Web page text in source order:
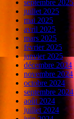
septembre 2025
juillet 2025
mai 2025
avril 2025
mars 2025
février 2025
janvier 2025
décembre 2024
novembre 2024
octobre 2024
septembre 2024
août 2024
juillet 2024